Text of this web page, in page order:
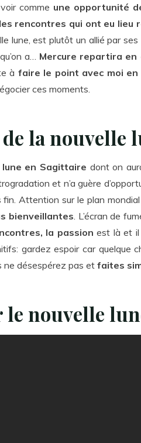
comme une opportunité
rencontres qui ont eu lieu
lune, est plutôt un allié par
a… Mercure repartira en
à faire le point avec moi
ces moments.
la nouvelle
lune en Sagittaire dont on
et n’a guère
fin. Attention sur le plan
bienveillantes. L’écran de
la passion est là et il
gardez espoir car quelque
ne désespérez pas et faites
le nouvelle